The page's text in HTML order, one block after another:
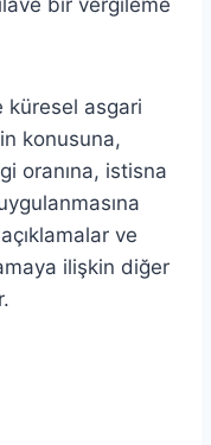
küresel asgari
konusuna,
oranına, istisna
ve
ilişkin diğer